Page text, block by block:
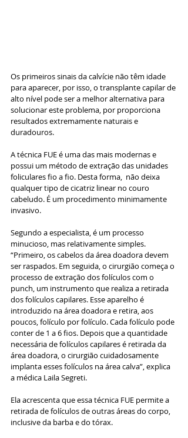
Os primeiros sinais da calvície não têm idade
para aparecer, por isso, o transplante capilar de
alto nível pode ser a melhor alternativa para
solucionar este problema, por proporciona
resultados extremamente naturais e
duradouros.
A técnica FUE é uma das mais modernas e
possui um método de extração das unidades
foliculares fio a fio. Desta forma,  não deixa
qualquer tipo de cicatriz linear no couro
cabeludo. É um procedimento minimamente
invasivo.
Segundo a especialista, é um processo
minucioso, mas relativamente simples.
“Primeiro, os cabelos da área doadora devem
ser raspados. Em seguida, o cirurgião começa o
processo de extração dos folículos com o
punch, um instrumento que realiza a retirada
dos folículos capilares. Esse aparelho é
introduzido na área doadora e retira, aos
poucos, folículo por folículo. Cada folículo pode
conter de 1 a 6 fios. Depois que a quantidade
necessária de folículos capilares é retirada da
área doadora, o cirurgião cuidadosamente
implanta esses folículos na área calva”, explica
a médica Laila Segreti.
Ela acrescenta que essa técnica FUE permite a
retirada de folículos de outras áreas do corpo,
inclusive da barba e do tórax.